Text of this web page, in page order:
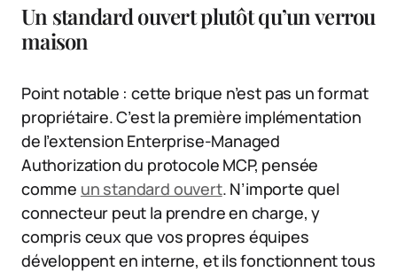
Un standard ouvert plutôt qu’un verrou
maison
Point notable : cette brique n’est pas un format
propriétaire. C’est la première implémentation
de l’extension Enterprise-Managed
Authorization du protocole MCP, pensée
comme un standard ouvert. N’importe quel
connecteur peut la prendre en charge, y
compris ceux que vos propres équipes
développent en interne, et ils fonctionnent tous